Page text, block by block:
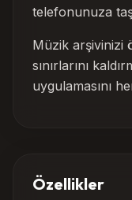
telefonunuza
Müzik arşivinizi
sınırlarını
uygulamasını
Özellikler